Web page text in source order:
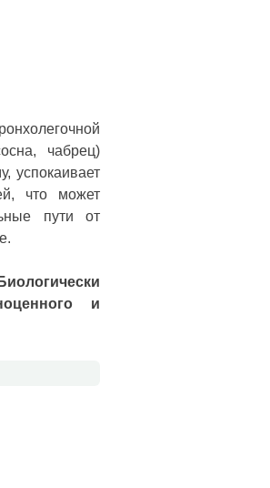
чабрец)
успокаивает
что может
пути от
и
мл